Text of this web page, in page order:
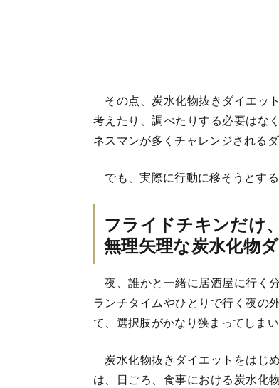
その点、炭水化物抜きダイエッ
考えたり、調べたりする必要はな
ネスマンが多くチャレンジされる
でも、実際に行動に移そうとする
フライドチキンだけ
無理矢理な炭水化物
夜、誰かと一緒に居酒屋に行く
ランチタイムやひとりで行く夜の
て、選択肢がかなり狭まってしまい
炭水化物抜きダイエットをはじ
は、日ごろ、食事における炭水化